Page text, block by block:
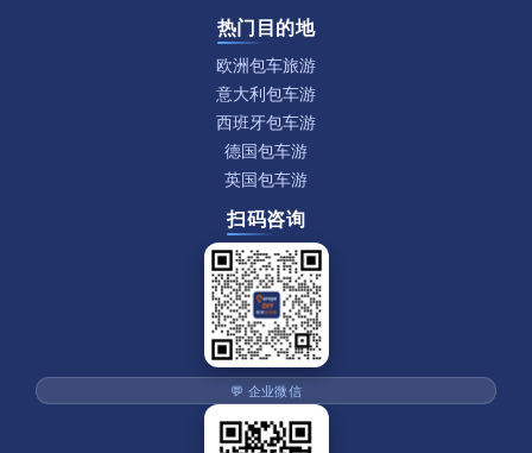
热门目的地
欧洲包车旅游
意大利包车游
西班牙包车游
德国包车游
英国包车游
扫码咨询
💬 企业微信